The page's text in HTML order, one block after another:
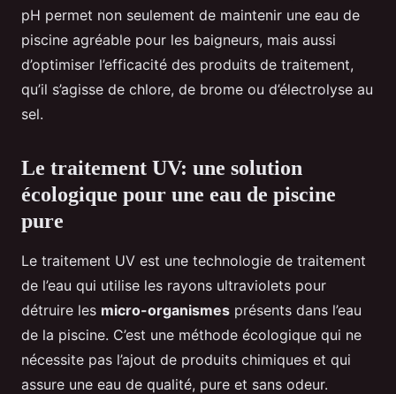
pH permet non seulement de maintenir une eau de
piscine agréable pour les baigneurs, mais aussi
d’optimiser l’efficacité des produits de traitement,
qu’il s’agisse de chlore, de brome ou d’électrolyse au
sel.
Le traitement UV: une solution
écologique pour une eau de piscine
pure
Le traitement UV est une technologie de traitement
de l’eau qui utilise les rayons ultraviolets pour
détruire les micro-organismes présents dans l’eau
de la piscine. C’est une méthode écologique qui ne
nécessite pas l’ajout de produits chimiques et qui
assure une eau de qualité, pure et sans odeur.